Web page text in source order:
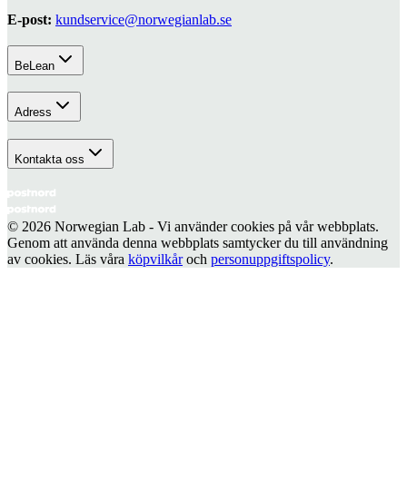
E-post: kundservice@norwegianlab.se
BeLean
Adress
Kontakta oss
© 2026 Norwegian Lab - Vi använder cookies på vår webbplats.
Genom att använda denna webbplats samtycker du till användning
av cookies. Läs våra köpvilkåroch personuppgiftspolicy.